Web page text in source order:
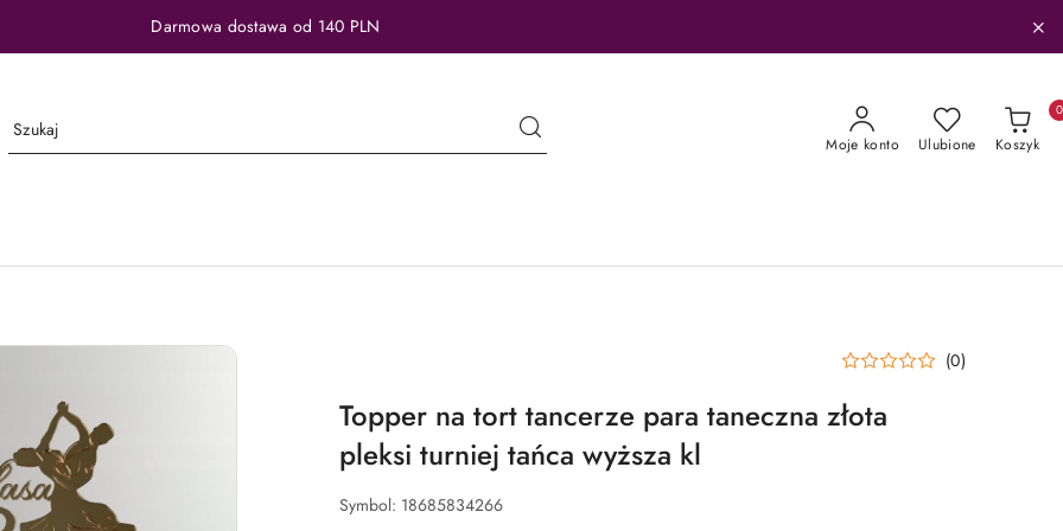
Darmowa dostawa od 140 PLN
Moje konto Ulubione Koszyk
0
(0)
Topper na tort tancerze para taneczna złota
pleksi turniej tańca wyższa kl
Symbol: 18685834266